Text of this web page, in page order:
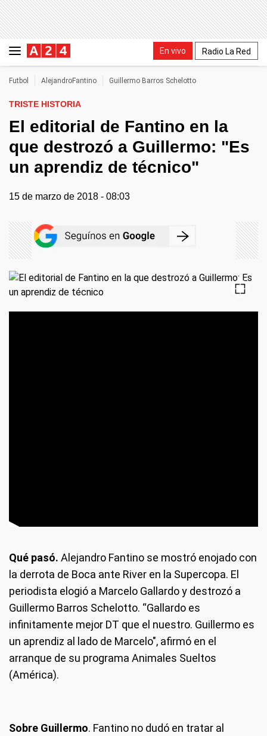
En vivo Radio La Red
Futbol AlejandroFantino Guillermo Barros Schelotto
TRISTE HISTORIA
El editorial de Fantino en la
que destrozó a Guillermo: "Es
un aprendiz de técnico"
15 de marzo de 2018 - 08:03
Qué pasó. Alejandro Fantino se mostró enojado con
la derrota de Boca ante River en la Supercopa. El
periodista elogió a Marcelo Gallardo y destrozó a
Guillermo Barros Schelotto. “Gallardo es
infinitamente mejor DT que el nuestro. Guillermo es
un aprendiz al lado de Marcelo", afirmó en el
arranque de su programa Animales Sueltos
(América).
Sobre Guillermo. Fantino no dudó en tratar al